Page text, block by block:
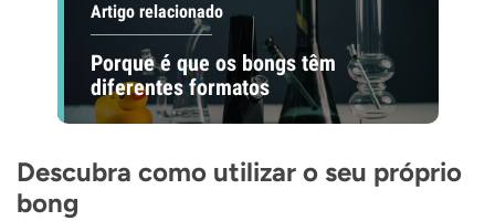
Artigo relacionado
Porque é que os bongs têm
diferentes formatos
Descubra como utilizar o seu próprio
bong